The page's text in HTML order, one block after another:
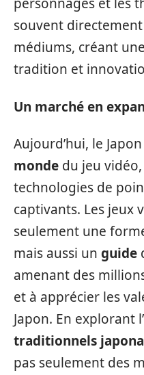
personnages et les
souvent
médiums, créant
tradition et
Un marché en
Aujourd’hui, le
monde du jeu
technologies de
captivants. Les jeux
seulement une
mais aussi un guide
amenant des
et à apprécier les
Japon. En explorant
traditionnels
pas seulement des